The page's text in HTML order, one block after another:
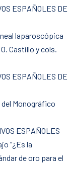
ESPAÑOLES DE
laparoscópica
Castillo y cols.
ESPAÑOLES DE
Monográfico
ESPAÑOLES
“¿Es la
de oro para el